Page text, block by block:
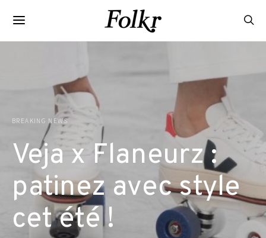
BREAKING NEWS
Veja x Flaneurz :
patinez avec style
cet été !